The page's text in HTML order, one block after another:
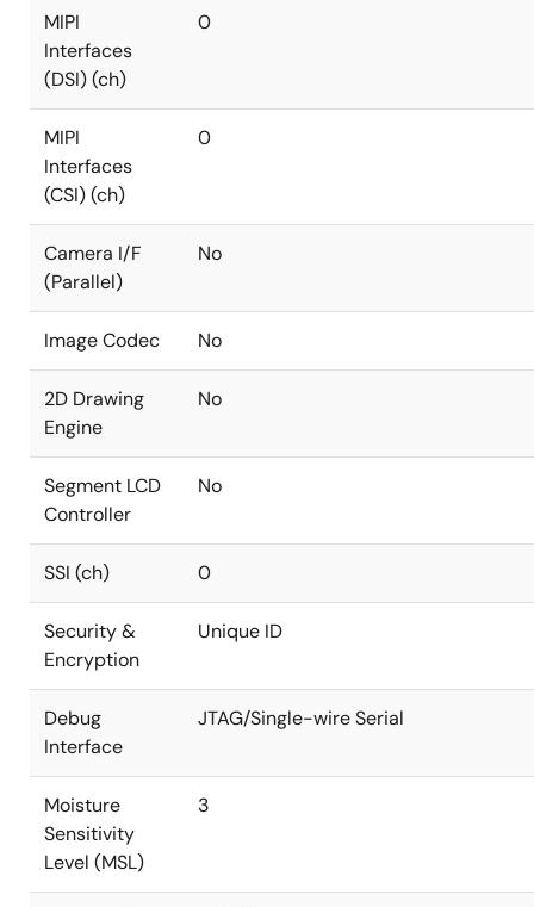
MIPI
Interfaces
(DSI) (ch)
0
MIPI
Interfaces
(CSI) (ch)
0
Camera I/F
(Parallel)
No
Image Codec No
2D Drawing
Engine
No
Segment LCD
Controller
No
SSI (ch) 0
Security &
Encryption
Unique ID
Debug
Interface
JTAG/Single-wire Serial
Moisture
Sensitivity
Level (MSL)
3